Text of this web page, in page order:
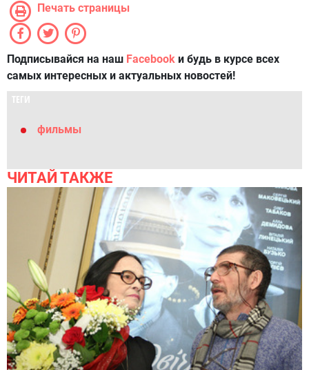
Печать страницы
Подписывайся на наш Facebook и будь в курсе всех
самых интересных и актуальных новостей!
ТЕГИ
фильмы
ЧИТАЙ ТАКЖЕ